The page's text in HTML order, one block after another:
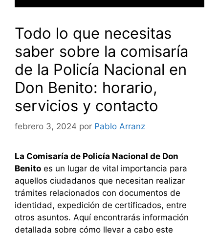
Todo lo que necesitas
saber sobre la comisaría
de la Policía Nacional en
Don Benito: horario,
servicios y contacto
febrero 3, 2024 por Pablo Arranz
La Comisaría de Policía Nacional de Don
Benito es un lugar de vital importancia para
aquellos ciudadanos que necesitan realizar
trámites relacionados con documentos de
identidad, expedición de certificados, entre
otros asuntos. Aquí encontrarás información
detallada sobre cómo llevar a cabo este